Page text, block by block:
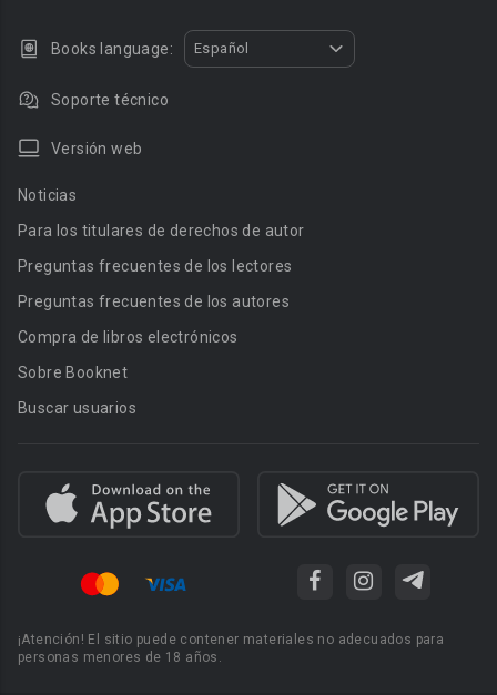
Books language: Español
Soporte técnico
Versión web
Noticias
Para los titulares de derechos de autor
Preguntas frecuentes de los lectores
Preguntas frecuentes de los autores
Compra de libros electrónicos
Sobre Booknet
Buscar usuarios
¡Atención! El sitio puede contener materiales no adecuados para
personas menores de 18 años.